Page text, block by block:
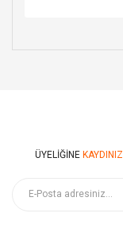
ÜYELIĞINE KAYDINIZI